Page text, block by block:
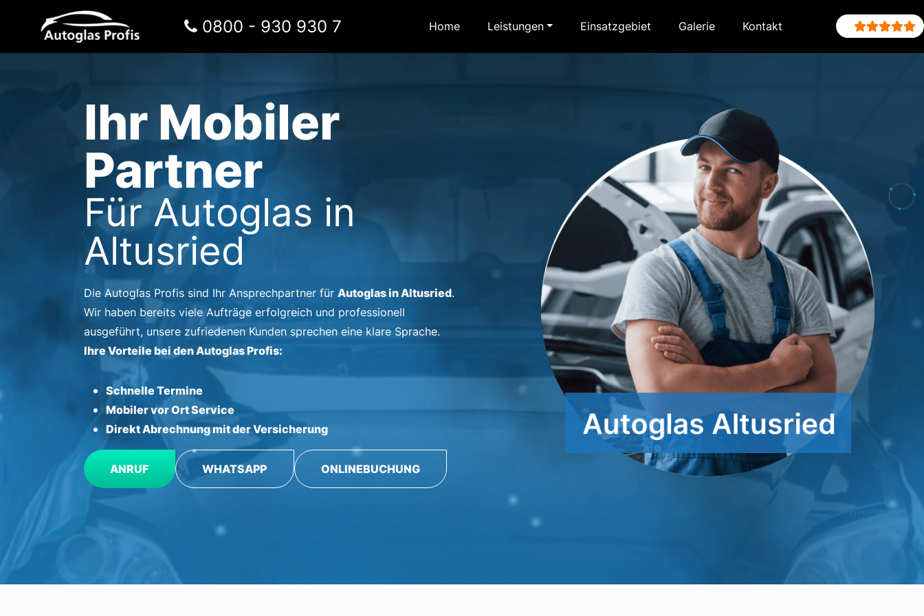
Zum Inhalt springen
Hauptnavigation0800 - 930 930 7 Home Leistungen Einsatzgebiet Galerie Kontakt
Ihr Mobiler
Partner
Für Autoglas in
Altusried
Die Autoglas Profis sind Ihr Ansprechpartner für Autoglas in Altusried.
Wir haben bereits viele Aufträge erfolgreich und professionell
ausgeführt, unsere zufriedenen Kunden sprechen eine klare Sprache.
Ihre Vorteile bei den Autoglas Profis:
Schnelle Termine
Mobiler vor Ort Service
Direkt Abrechnung mit der Versicherung
ANRUF WHATSAPP ONLINEBUCHUNG